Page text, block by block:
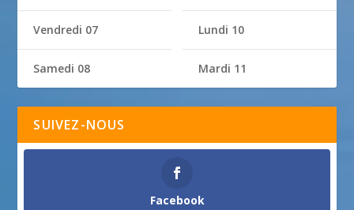
Vendredi 07
Samedi 08
Lundi 10
Mardi 11
SUIVEZ-NOUS
Facebook